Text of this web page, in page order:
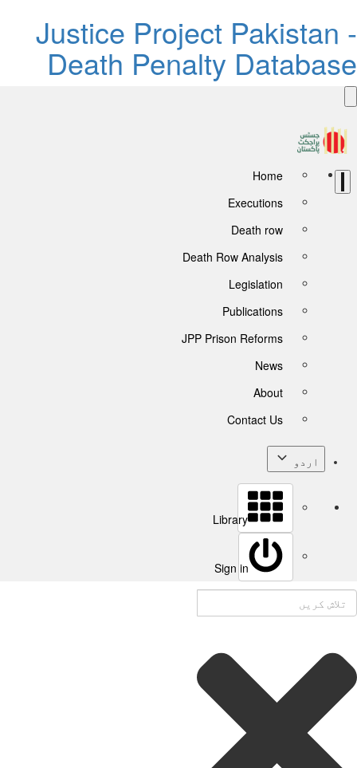
Justice Project
Death Penalty
Home
Executions
Death row
Death Row Analysis
Legislation
Publications
JPP Prison Reforms
News
About
Contact Us
اردو
Library
Sign in